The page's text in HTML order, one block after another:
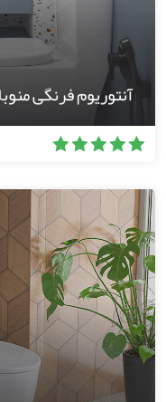
آنتوریوم فرنگی